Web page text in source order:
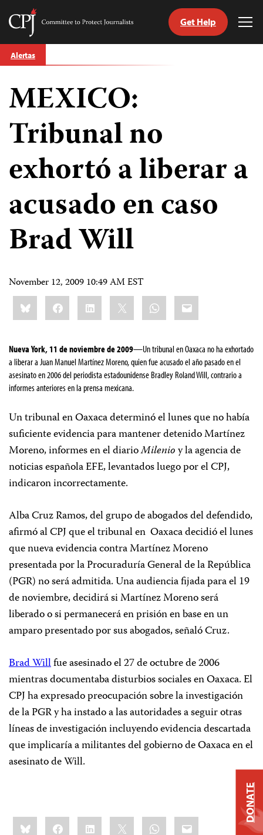
Skip
to
Committee
Journalists
Get Help
Alertas
MEXICO:
Tribunal no
exhortó a liberar a
acusado en caso
Brad Will
November 12, 2009 10:49 AM EST
Share
this:BlueskyFacebookLinkedIn WhatsApp
Email
Nueva York, 11 de noviembre de 2009—Un tribunal en Oaxaca no ha exhortado
a liberar a Juan Manuel Martínez Moreno, quien fue acusado el año pasado en el
asesinato en 2006 del periodista estadounidense Bradley Roland Will, contrario a
informes anteriores en la prensa mexicana.
Un tribunal en Oaxaca determinó el lunes que no había
suficiente evidencia para mantener detenido Martínez
Moreno, informes en el diarioMilenioy la agencia de
noticias española EFE, levantados luego por el CPJ,
indicaron incorrectamente.
Alba Cruz Ramos, del grupo de abogados del defendido,
afirmó al CPJ que el tribunal en Oaxaca decidió el lunes
que nueva evidencia contra Martínez Moreno
presentada por la Procuraduría General de la República
(PGR) no será admitida. Una audiencia fijada para el 19
de noviembre, decidirá si Martínez Moreno será
liberado o si permanecerá en prisión en base en un
amparo presentado por sus abogados, señaló Cruz.
Brad Willfue asesinado el 27 de octubre de 2006
mientras documentaba disturbios sociales en Oaxaca. El
CPJ ha expresado preocupación sobre la investigación
de la PGR y ha instado a las autoridades a seguirotras
líneas de investigación incluyendo evidencia descartada
que implicaría a militantes del gobierno de Oaxacaen el
asesinato de Will.
Share
this:BlueskyFacebookLinkedIn WhatsApp
Email
DONATE